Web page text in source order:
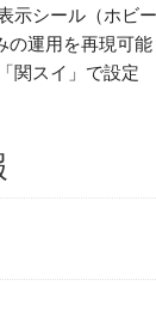
示シール（ホビ
の運用を再現可能
関スイ」で設定